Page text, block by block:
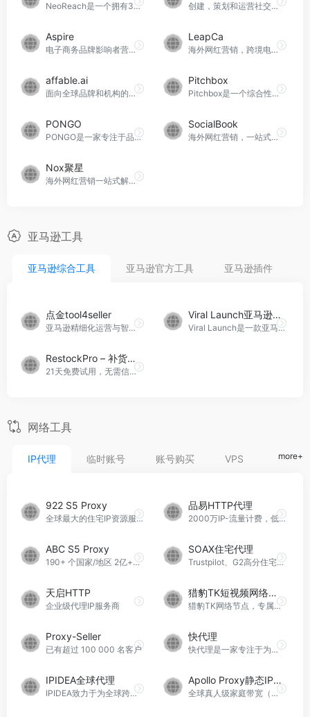
NeoReach是一个拥有300万网红数据的品牌 创建，策划和运营社交账户
Aspire
电子商务品牌影响者营销软件平台
LeapCa
海外网红营销，跨境电商一站式站外推广解决方案
affable.ai
面向全球品牌和机构的端到端影响者营销平台
Pitchbox
Pitchbox是一个综合性内容营销平台
PONGO
PONGO是一家专注于品牌出海赛道的数字营销公司，致力于为企业商家提供可靠的出海营销解决方案。通过汇聚全球百万级优质红人营销资源和专业的本土MCN运营方式，PONGO帮助企业快速提升品牌的国际知名度，并推动销售业绩的长期增长。
SocialBook
海外网红营销，一站式海外网红带货，可免费体验
Nox聚星
海外网红营销一站式解决方案，基础服务免费使用
亚马逊工具
亚马逊综合工具 亚马逊官方工具 亚马逊插件
点金tool4seller
亚马逊精细化运营与智能助理，可免费体验
Viral Launch亚马逊竞争分析
Viral Launch是一款亚马逊卖家成功的权威工具包
RestockPro – 补货助手
21天免费试用，无需信用卡，基于亚马逊卖家的补货管理软件，为卖家提供了一种高效、智能的补货解决方案
网络工具
IP代理 临时账号 账号购买 VPS 指纹浏
more+
922 S5 Proxy
全球最大的住宅IP资源服務商，100%可用一9922S5代理
品易HTTP代理
2000万IP-流量计费，低至2折，不限IP使用量！
ABC S5 Proxy
190+ 个国家/地区 2亿+合规的100%住宅IP
SOAX住宅代理
Trustpilot、G2高分住宅代理
天启HTTP
企业级代理IP服务商
猎豹TK短视频网络节点
猎豹TK网络节点，专属TK路线创建者。独享原生IP，住宅IP，ISP应有尽有，专线加持，节点网络更稳定。
Proxy-Seller
已有超过 100 000 名客户
快代理
快代理是一家专注于为先进的企业大数据采集团队、爬虫工程师和个人开发者提供高品质网络代理云服务的公司。提供包括HTTP、HTTPS、Socks代理在内的多种服务，致力于支撑大规模的数据采集需求。自2013年成立以来，快代理已经持续为互联网、金融、大数据、电商、先进制造业等多个领域的500强和独角兽客户提供服务，成为3000+企业和50000+个人开发者在公共大数据采集基础设施上的首选之一。
IPIDEA全球代理
IPIDEA致力于为全球跨境团队提供优质的代理服务。新用户可最高领取￥150额度，免费测试，不满意不付费！
Apollo Proxy静态IP代理
全球真人级家庭带宽（双）ISP静态IP代理。覆盖100+地区，HTTP(S）/SOCKS5，支持UDP/TCP/DNS定制。对口支撑指纹浏览器业务，为跨境电商平台发展提供坚实的后盾！